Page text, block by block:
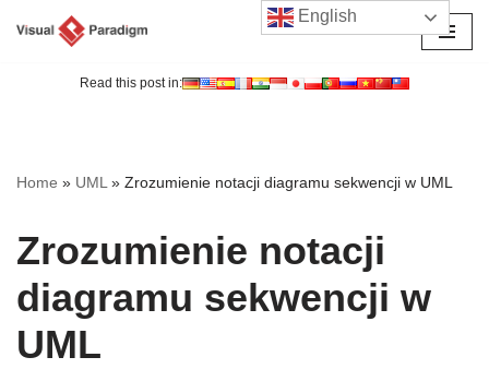
Read this post in:
Home » UML» Zrozumienie notacji diagramu sekwencji w UML
Zrozumienie notacji
diagramu sekwencji w
UML
English